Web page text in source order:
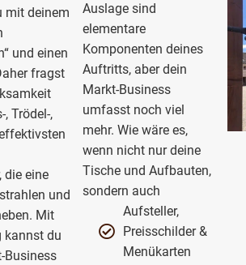
mit deinem
und einen
fragst
Trödel-,
die eine
und
Mit
kannst du
Business
Auslage sind
elementare
Komponenten deines
Auftritts, aber dein
Markt-Business
umfasst noch viel
mehr. Wie wäre es,
wenn nicht nur deine
Tische und Aufbauten,
sondern auch
Aufsteller,
Preisschilder &
Menükarten